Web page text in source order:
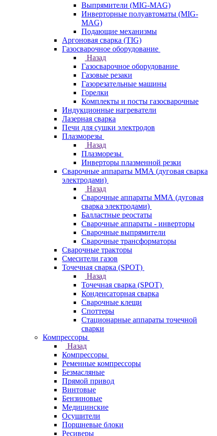
Выпрямители (MIG-MAG)
Инверторные полуавтоматы (MIG-
MAG)
Подающие механизмы
Аргоновая сварка (TIG)
Газосварочное оборудование
Назад
Газосварочное оборудование
Газовые резаки
Газорезательные машины
Горелки
Комплекты и посты газосварочные
Индукционные нагреватели
Лазерная сварка
Печи для сушки электродов
Плазморезы
Назад
Плазморезы
Инверторы плазменной резки
Сварочные аппараты ММА (дуговая сварка
электродами)
Назад
Сварочные аппараты ММА (дуговая
сварка электродами)
Балластные реостаты
Сварочные аппараты - инверторы
Сварочные выпрямители
Сварочные трансформаторы
Сварочные тракторы
Смесители газов
Точечная сварка (SPOT)
Назад
Точечная сварка (SPOT)
Конденсаторная сварка
Сварочные клещи
Споттеры
Стационарные аппараты точечной
сварки
Компрессоры
Назад
Компрессоры
Ременные компрессоры
Безмасляные
Прямой привод
Винтовые
Бензиновые
Медицинские
Осушители
Поршневые блоки
Ресиверы